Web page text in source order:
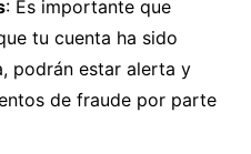
: Es importante que
tu cuenta ha sido
podrán estar alerta y
de fraude por parte